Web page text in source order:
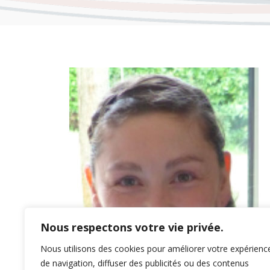
Nous respectons votre vie privée.
Nous utilisons des cookies pour améliorer votre
de navigation, diffuser des publicités ou des contenus